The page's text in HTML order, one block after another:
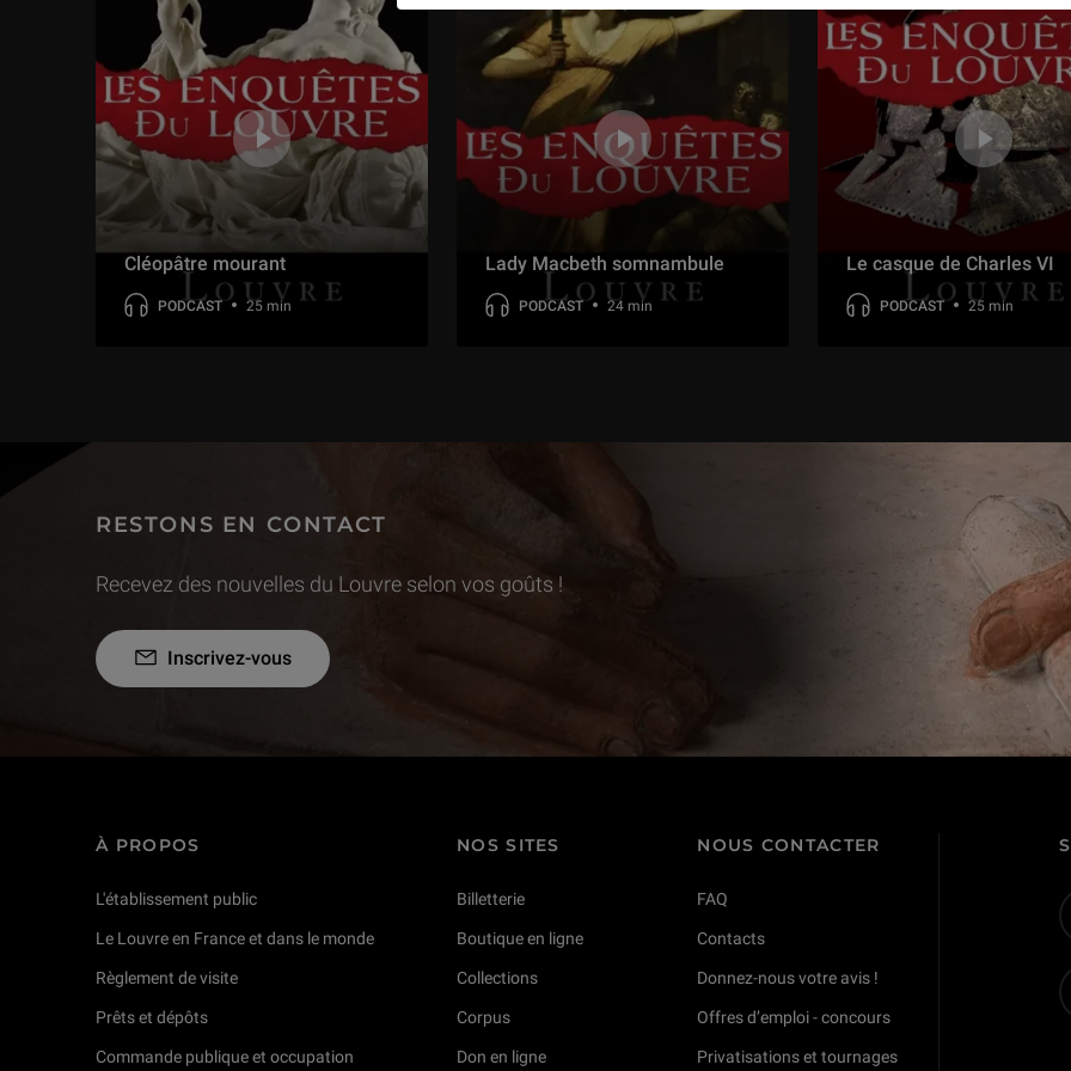
Cléopâtre mourant
PODCAST 25 min
Lady Macbeth somnambule
PODCAST 24 min
Le casque de Charles VI
PODCAST 25 min
RESTONS EN CONTACT
Recevez des nouvelles du Louvre selon vos goûts !
Inscrivez-vous
À PROPOS
L'établissement public
Le Louvre en France et dans le monde
Règlement de visite
Prêts et dépôts
Commande publique et occupation
NOS SITES
Billetterie
Boutique en ligne
Collections
Corpus
Don en ligne
NOUS CONTACTER
FAQ
Contacts
Donnez-nous votre avis !
Offres d’emploi - concours
Privatisations et tournages